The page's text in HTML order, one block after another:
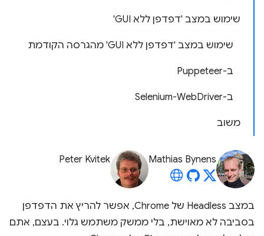
שימוש במצב 'דפדפן ללא GUI'
שימוש במצב 'דפדפן ללא GUI' מהגרסה הקודמת
ב-Puppeteer
ב-Selenium-WebDriver
משוב
Mathias Bynens
Peter Kvitek
במצב Headless של Chrome, אפשר להריץ את הדפדפן
בסביבה לא מאוישת, בלי ממשק משתמש גלוי. בעצם, אתם